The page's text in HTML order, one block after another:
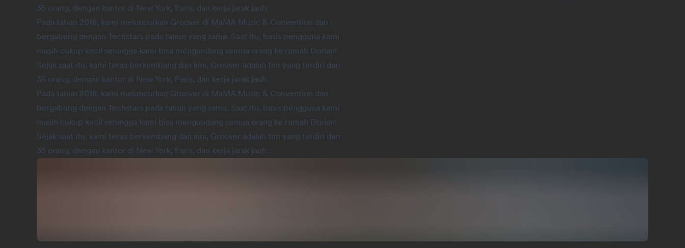
35 orang, dengan kantor di New York, Paris, dan kerja jarak jauh.
Pada tahun 2018, kami meluncurkan Groover di MaMA Music & Convention dan
bergabung dengan Techstars pada tahun yang sama. Saat itu, basis pengguna kami
masih cukup kecil sehingga kami bisa mengundang semua orang ke rumah Dorian!
Sejak saat itu, kami terus berkembang dan kini, Groover adalah tim yang terdiri dari
35 orang, dengan kantor di New York, Paris, dan kerja jarak jauh.
Pada tahun 2018, kami meluncurkan Groover di MaMA Music & Convention dan
bergabung dengan Techstars pada tahun yang sama. Saat itu, basis pengguna kami
masih cukup kecil sehingga kami bisa mengundang semua orang ke rumah Dorian!
Sejak saat itu, kami terus berkembang dan kini, Groover adalah tim yang terdiri dari
35 orang, dengan kantor di New York, Paris, dan kerja jarak jauh.